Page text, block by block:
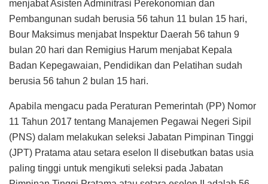
menjabat Asisten Adminitrasi Perekonomian dan
Pembangunan sudah berusia 56 tahun 11 bulan 15 hari,
Bour Maksimus menjabat Inspektur Daerah 56 tahun 9
bulan 20 hari dan Remigius Harum menjabat Kepala
Badan Kepegawaian, Pendidikan dan Pelatihan sudah
berusia 56 tahun 2 bulan 15 hari.
Apabila mengacu pada Peraturan Pemerintah (PP) Nomor
11 Tahun 2017 tentang Manajemen Pegawai Negeri Sipil
(PNS) dalam melakukan seleksi Jabatan Pimpinan Tinggi
(JPT) Pratama atau setara eselon II disebutkan batas usia
paling tinggi untuk mengikuti seleksi pada Jabatan